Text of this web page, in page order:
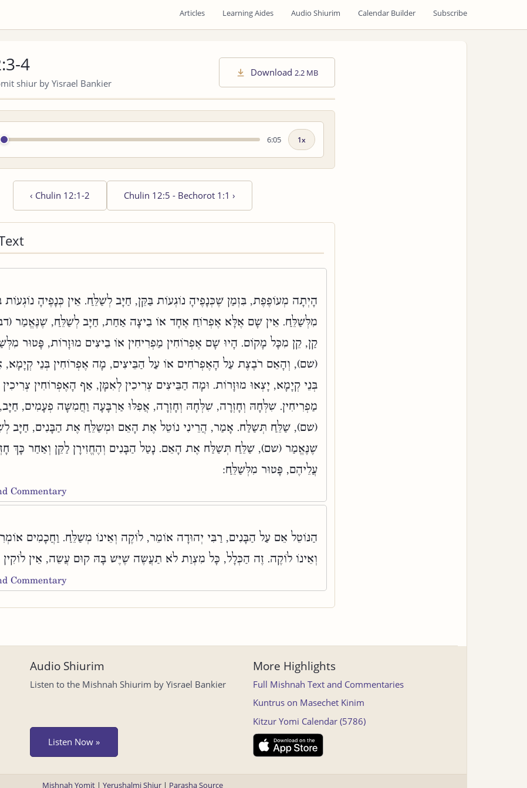
Articles Learning Aides Audio Shiurim Calendar Builder Subscribe
4
shiur by Yisrael Bankier
Download 2.2 MB
6:05
Playback
‹ Chulin 12:1-2 Chulin 12:5 - Bechorot 1:1 ›
הָיְתָה מְעוֹפֶפֶת, בִּזְמַן שֶׁכְּנָפֶיהָ נוֹגְעוֹת בַּקֵּן, חַיָּב לְשַׁלֵּחַ. אֵין כְּנָפֶיהָ נוֹגְעוֹת
מִלְּשַׁלֵּחַ. אֵין שָׁם אֶלָּא אֶפְרוֹחַ אֶחָד אוֹ בֵיצָה אַחַת, חַיָּב לְשַׁלֵּחַ, שֶׁנֶּאֱמַר
קַן, קֵן מִכָּל מָקוֹם. הָיוּ שָׁם אֶפְרוֹחִין מַפְרִיחִין אוֹ בֵיצִים מוּזָרוֹת, פָּטוּר
(שם), וְהָאֵם רֹבֶצֶת עַל הָאֶפְרֹחִים אוֹ עַל הַבֵּיצִים, מָה אֶפְרוֹחִין בְּנֵי קְיָמָא,
בְּנֵי קְיָמָא, יָצְאוּ מוּזָרוֹת. וּמָה הַבֵּיצִים צְרִיכִין לְאִמָּן, אַף הָאֶפְרוֹחִין
מַפְרִיחִין. שִׁלְּחָהּ וְחָזְרָה, שִׁלְּחָהּ וְחָזְרָה, אֲפִלּוּ אַרְבָּעָה וַחֲמִשָּׁה פְעָמִים,
(שם), שַׁלֵּחַ תְּשַׁלַּח. אָמַר, הֲרֵינִי נוֹטֵל אֶת הָאֵם וּמְשַׁלֵּחַ אֶת הַבָּנִים, חַיָּב
שֶׁנֶּאֱמַר (שם), שַׁלֵּחַ תְּשַׁלַּח אֶת הָאֵם. נָטַל הַבָּנִים וְהֶחֱזִירָן לַקֵּן וְאַחַר כָּךְ
עֲלֵיהֶם, פָּטוּר מִלְּשַׁלֵּחַ:
Commentary
הַנּוֹטֵל אֵם עַל הַבָּנִים, רַבִּי יְהוּדָה אוֹמֵר, לוֹקֶה וְאֵינוֹ מְשַׁלֵּחַ. וַחֲכָמִים
וְאֵינוֹ לוֹקֶה. זֶה הַכְּלָל, כָּל מִצְוַת לֹא תַעֲשֶׂה שֶׁיֶּשׁ בָּהּ קוּם עֲשֵׂה, אֵין לוֹקִין
Commentary
Audio Shiurim
Listen to the Mishnah Shiurim by Yisrael Bankier
Listen Now »
More Highlights
Full Mishnah Text and Commentaries
Kuntrus on Masechet Kinim
Kitzur Yomi Calendar (5786)
Mishnah Yomit | Yerushalmi Shiur | Parasha Source